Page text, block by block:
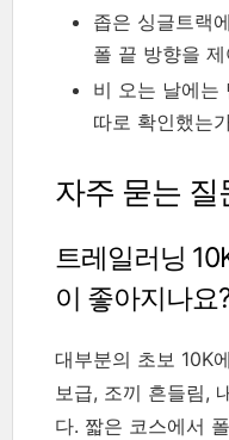
좁은 싱글트랙
폴 끝 방향을
비 오는 날에는
따로 확인했는
자주 묻는 질
트레일러닝
이 좋아지나요
대부분의 초보 10K
보급, 조끼 흔들림,
다. 짧은 코스에서